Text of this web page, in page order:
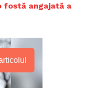
fostă angajată a